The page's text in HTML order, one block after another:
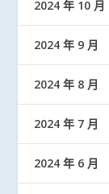
2024 年 10 月
2024 年 9 月
2024 年 8 月
2024 年 7 月
2024 年 6 月